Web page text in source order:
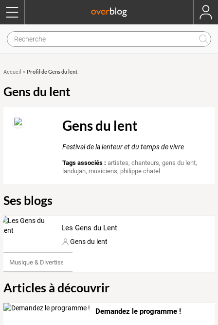
Accueil » Profil de Gens du lent
Gens du lent
Gens du lent
Festival de la lenteur et du temps de vivre
Tags associés : artistes,chanteurs,gens du lent,
landujan, musiciens, philippe chatel
Ses blogs
Les Gens du Lent
Gens du lent
Musique & Divertissements
Articles à découvrir
Demandez le programme !